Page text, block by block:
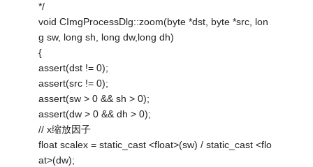
*/
void CImgProcessDlg::zoom(byte *dst, byte *src, lon
g sw, long sh, long dw,long dh)
{
assert(dst != 0);
assert(src != 0);
assert(sw > 0 && sh > 0);
assert(dw > 0 && dh > 0);
// x缩放因子
float scalex = static_cast <float>(sw) / static_cast <flo
at>(dw);